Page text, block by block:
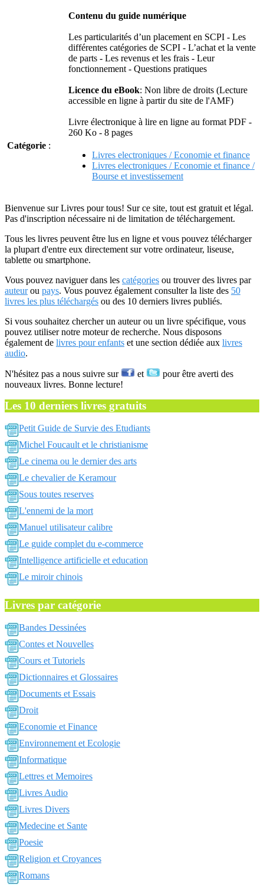
Contenu du guide numérique
Les particularités d’un placement en SCPI - Les
différentes catégories de SCPI - L’achat et la vente
de parts - Les revenus et les frais - Leur
fonctionnement - Questions pratiques
Licence du eBook: Non libre de droits (Lecture
accessible en ligne à partir du site de l'AMF)
Livre électronique à lire en ligne au format PDF -
260 Ko - 8 pages
Catégorie :
Livres electroniques / Economie et finance
Livres electroniques / Economie et finance /
Bourse et investissement
Bienvenue sur Livres pour tous! Sur ce site, tout est gratuit et légal.
Pas d'inscription nécessaire ni de limitation de téléchargement.
Tous les livres peuvent être lus en ligne et vous pouvez télécharger
la plupart d'entre eux directement sur votre ordinateur, liseuse,
tablette ou smartphone.
Vous pouvez naviguer dans les catégories ou trouver des livres par
auteurou pays. Vous pouvez également consulter la liste des 50
livres les plus téléchargés ou des 10 derniers livres publiés.
Si vous souhaitez chercher un auteur ou un livre spécifique, vous
pouvez utiliser notre moteur de recherche. Nous disposons
également de livres pour enfants et une section dédiée aux livres
audio.
N'hésitez pas a nous suivre sur et
pour être averti des
nouveaux livres. Bonne lecture!
Les 10 derniers livres gratuits
Petit Guide de Survie des Etudiants
Michel Foucault et le christianisme
Le cinema ou le dernier des arts
Le chevalier de Keramour
Sous toutes reserves
L'ennemi de la mort
Manuel utilisateur calibre
Le guide complet du e-commerce
Intelligence artificielle et education
Le miroir chinois
Livres par catégorie
Bandes Dessinées
Contes et Nouvelles
Cours et Tutoriels
Dictionnaires et Glossaires
Documents et Essais
Droit
Economie et Finance
Environnement et Ecologie
Informatique
Lettres et Memoires
Livres Audio
Livres Divers
Medecine et Sante
Poesie
Religion et Croyances
Romans